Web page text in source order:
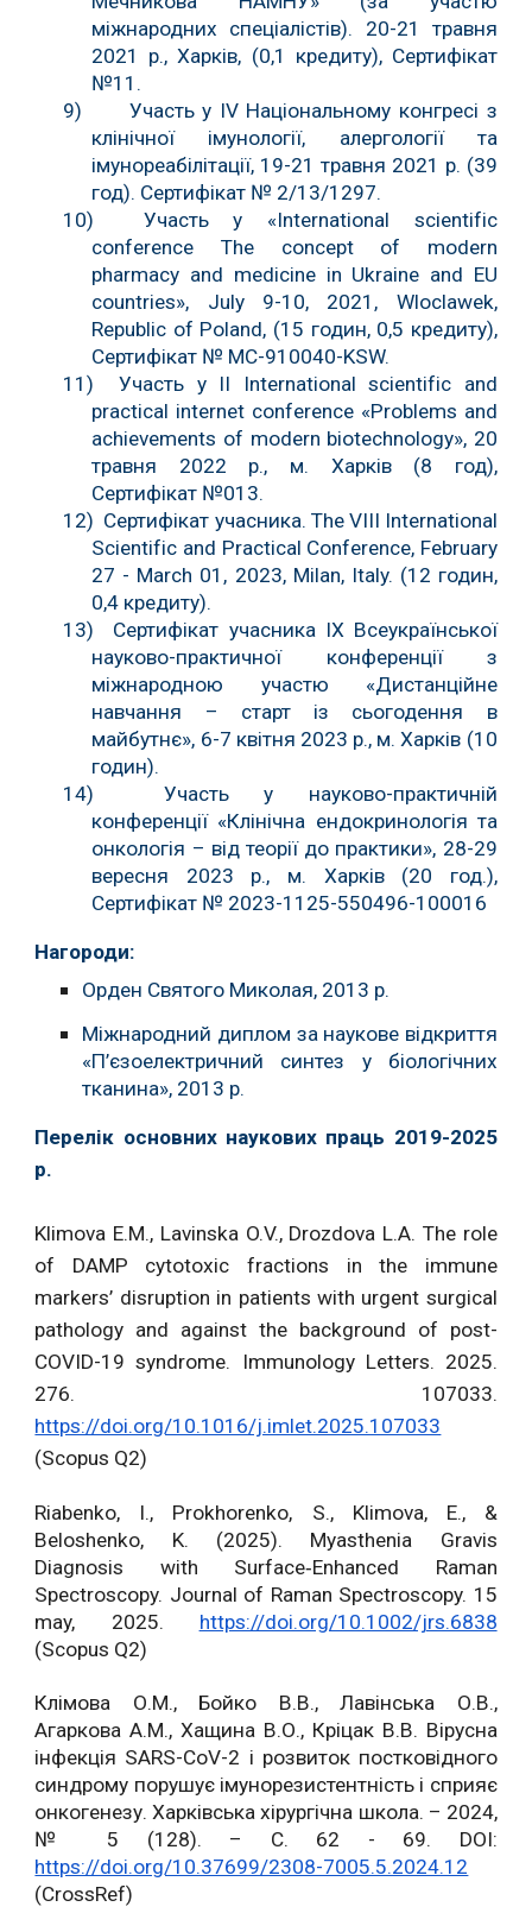
міжнародних спеціалістів). 20-21 травня
2021 р., Харків, (0,1 кредиту), Сертифікат
№11.
9) Участь у IV Національному конгресі з
клінічної імунології, алергології та
імунореабілітації, 19-21 травня 2021 р. (39
год). Сертифікат № 2/13/1297.
10) Участь у «International scientific
conference The concept of modern
pharmacy and medicine in Ukraine and EU
countries», July 9-10, 2021, Wloclawek,
Republic of Poland, (15 годин, 0,5 кредиту),
Сертифікат № МС-910040-KSW.
11) Участь у ІІ International scientific and
practical internet conference «Problems and
achievements of modern biotechnology», 20
травня 2022 р., м. Харків (8 год),
Сертифікат №013.
12) Сертифікат учасника. The VIII International
Scientific and Practical Conference, February
27 - March 01, 2023, Milan, Italy. (12 годин,
0,4 кредиту).
13) Сертифікат учасника IX Всеукраїнської
науково-практичної конференції з
міжнародною участю «Дистанційне
навчання – старт із сьогодення в
майбутнє», 6-7 квітня 2023 р., м. Харків (10
годин).
14) Участь у науково-практичній
конференції «Клінічна ендокринологія та
онкологія – від теорії до практики», 28-29
вересня 2023 р., м. Харків (20 год.),
Сертифікат № 2023-1125-550496-100016
Нагороди:
Орден Святого Миколая, 2013 р.
Міжнародний диплом за наукове відкриття
«П’єзоелектричний синтез у біологічних
тканина», 2013 р.
Перелік основних наукових праць 2019-2025
р.
Klimova E.M., Lavinska O.V., Drozdova L.A. The role
of DAMP cytotoxic fractions in the immune
markers’ disruption in patients with urgent surgical
pathology and against the background of post-
COVID-19 syndrome. Immunology Letters. 2025.
276. 107033.
https://doi.org/10.1016/j.imlet.2025.107033
(Scopus Q2)
Riabenko, I., Prokhorenko, S., Klimova, E., &
Beloshenko, K. (2025). Myasthenia Gravis
Diagnosis with Surface‐Enhanced Raman
Spectroscopy. Journal of Raman Spectroscopy. 15
may, 2025. https://doi.org/10.1002/jrs.6838
(Scopus Q2)
Клімова О.М., Бойко В.В., Лавінська О.В.,
Агаркова А.М., Хащина В.О., Кріцак В.В. Вірусна
інфекція SARS-CoV-2 і розвиток постковідного
синдрому порушує імунорезистентність і сприяє
онкогенезу. Харківська хірургічна школа. – 2024,
№ 5 (128). – С. 62 - 69. DOI:
https://doi.org/10.37699/2308-7005.5.2024.12
(CrossRef)